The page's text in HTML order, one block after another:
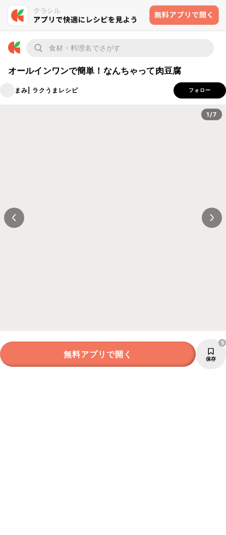
オールインワンで簡単！なんちゃって肉豆腐
まみ| ラクうまレシピ フォロー
1/7
無料アプリで開く 保存
5